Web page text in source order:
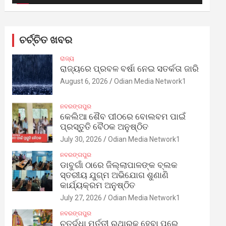
ଚର୍ଚ୍ଚିତ ଖବର
ରାଜ୍ୟ
ରାଜ୍ୟରେ ପ୍ରବଳ ବର୍ଷା ନେଇ ସତର୍କତା ଜାରି
August 6, 2026 Odian Media Network1
ନବରଙ୍ଗପୁର
କେଲିଆ ଶୈବ ପୀଠରେ ବୋଲବମ ପାଇଁ
ପ୍ରସ୍ତୁତି ବୈଠକ ଅନୁଷ୍ଠିତ
July 30, 2026 Odian Media Network1
ନବରଙ୍ଗପୁର
ଡାବୁଗାଁ ଠାରେ ଜିଲ୍ଲାପାଳଙ୍କ ବ୍ଲକ
ସ୍ତରୀୟ ଯୁଗ୍ମ ଅଭିଯୋଗ ଶୁଣାଣି
କାର୍ଯ୍ୟକ୍ରମ ଅନୁଷ୍ଠିତ
July 27, 2026 Odian Media Network1
ନବରଙ୍ଗପୁର
ଚତୁର୍ଦ୍ଧା ମୂର୍ତ୍ତୀ ରଥାରୂଢ଼ ହେବା ପରେ